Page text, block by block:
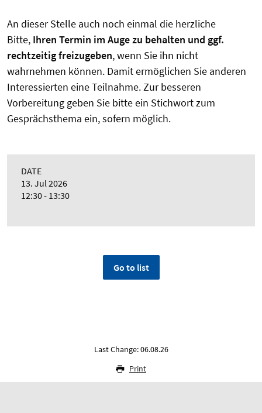
An dieser Stelle auch noch einmal die herzliche
Bitte, Ihren Termin im Auge zu behalten und ggf.
rechtzeitig freizugeben, wenn Sie ihn nicht
wahrnehmen können. Damit ermöglichen Sie anderen
Interessierten eine Teilnahme. Zur besseren
Vorbereitung geben Sie bitte ein Stichwort zum
Gesprächsthema ein, sofern möglich.
DATE
13. Jul 2026
12:30 - 13:30
Go to list
Last Change: 06.08.26
Print